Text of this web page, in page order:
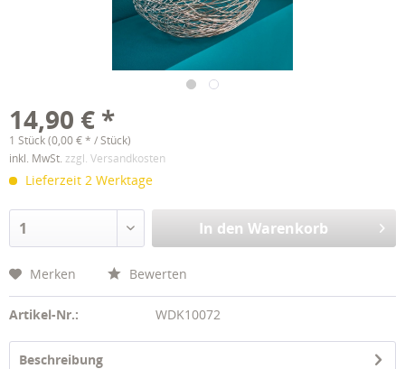
14,90 € *
1 Stück (0,00 € * / Stück)
inkl. MwSt. zzgl. Versandkosten
Lieferzeit 2 Werktage
In den Warenkorb
Merken Bewerten
Artikel-Nr.: WDK10072
Beschreibung